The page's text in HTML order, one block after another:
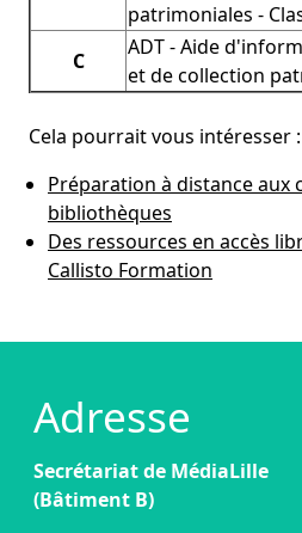
patrimoniales -
C
ADT - Aide
et de collection
Cela pourrait vous intéresser :
Préparation à distance aux
bibliothèques
Des ressources en accès
Callisto Formation
Adresse
Secrétariat de MédiaLille
(Bâtiment B)